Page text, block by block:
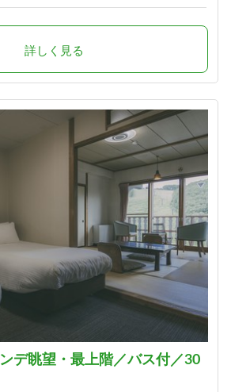
詳しく見る
デ眺望・最上階／バス付／30